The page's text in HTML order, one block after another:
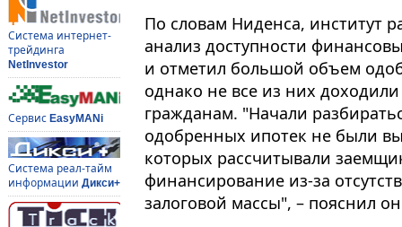
Система интернет-
трейдинга
NetInvestor
Сервис EasyMANi
Система реал-тайм
информации Дикси+
По словам Ниденса, институт
анализ доступности
и отметил большой объем
однако не все из них
гражданам. "Начали
одобренных ипотек не были
которых рассчитывали
финансирование из-за
залоговой массы", – пояснил